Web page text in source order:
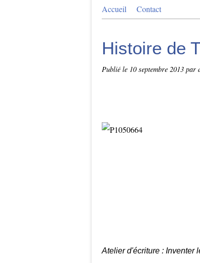
Accueil Contact
Histoire de
Publié le 10 septembre 2013 par
Atelier d'écriture : Inventer